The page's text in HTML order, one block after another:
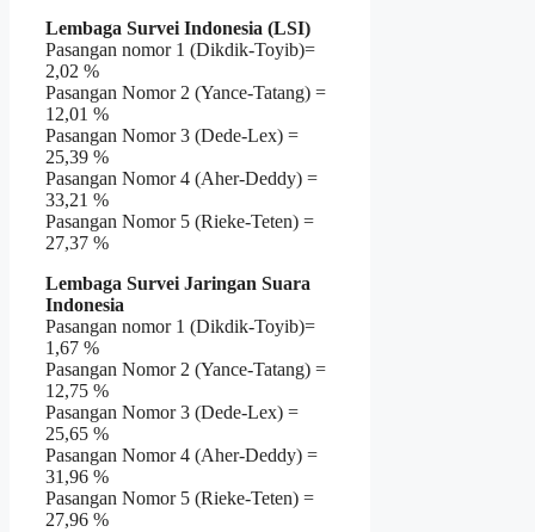
Lembaga Survei Indonesia (LSI)
Pasangan nomor 1 (Dikdik-Toyib)=
2,02 %
Pasangan Nomor 2 (Yance-Tatang) =
12,01 %
Pasangan Nomor 3 (Dede-Lex) =
25,39 %
Pasangan Nomor 4 (Aher-Deddy) =
33,21 %
Pasangan Nomor 5 (Rieke-Teten) =
27,37 %
Lembaga Survei Jaringan Suara
Indonesia
Pasangan nomor 1 (Dikdik-Toyib)=
1,67 %
Pasangan Nomor 2 (Yance-Tatang) =
12,75 %
Pasangan Nomor 3 (Dede-Lex) =
25,65 %
Pasangan Nomor 4 (Aher-Deddy) =
31,96 %
Pasangan Nomor 5 (Rieke-Teten) =
27,96 %